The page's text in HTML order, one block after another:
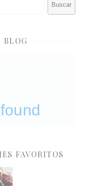
Buscar
BLOG
FAVORITOS